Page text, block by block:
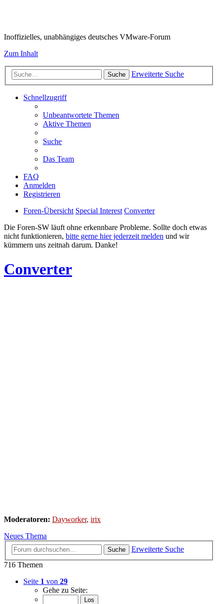
Inoffizielles, unabhängiges deutsches VMware-Forum
Zum Inhalt
Suche Erweiterte Suche
Schnellzugriff
Unbeantwortete Themen
Aktive Themen
Suche
Das Team
FAQ
Anmelden
Registrieren
Foren-Übersicht Special Interest Converter
Die Foren-SW läuft ohne erkennbare Probleme. Sollte doch etwas
nicht funktionieren, bitte gerne hier jederzeit melden und wir
kümmern uns zeitnah darum. Danke!
Converter
Moderatoren: Dayworker, irix
Neues Thema
Suche
Erweiterte Suche
716 Themen
Seite 1 von 29
Gehe zu Seite: